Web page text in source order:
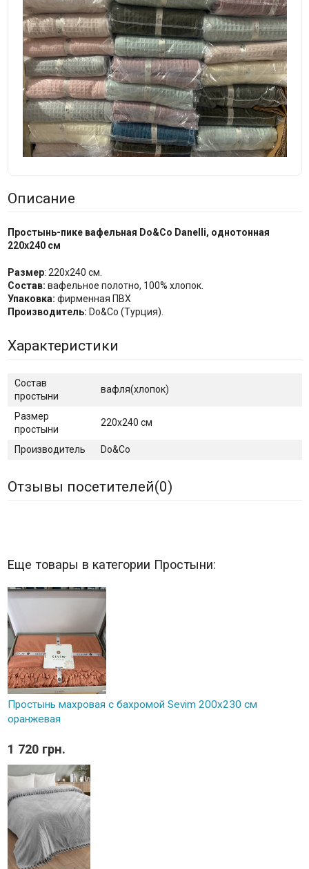
Описание
Простынь-пике вафельная Do&Co Danelli, однотонная
220x240 см
Размер: 220х240 см.
Состав: вафельное полотно, 100% хлопок.
Упаковка: фирменная ПВХ
Производитель: Do&Co (Турция).
Характеристики
Состав
простыни
вафля(хлопок)
Размер
простыни
220х240 см
Производитель Do&Co
Отзывы посетителей(0)
Еще товары в категории Простыни:
Простынь махровая с бахромой Sevim 200x230 см
оранжевая
1 720 грн.